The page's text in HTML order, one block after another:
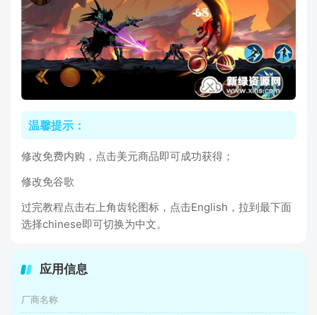
温馨提示：
修改免费内购，点击美元商品即可成功获得；
修改免谷歌
过完教程点击右上角齿轮图标，点击English，拉到最下面
选择chinese即可切换为中文。
应用信息
厂商名称